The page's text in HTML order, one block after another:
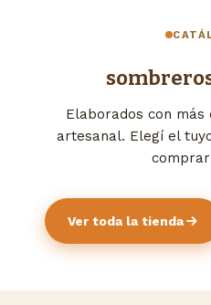
Elaborados con más
artesanal. Elegí el
Ver toda la tienda